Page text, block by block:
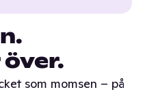
som momsen – på